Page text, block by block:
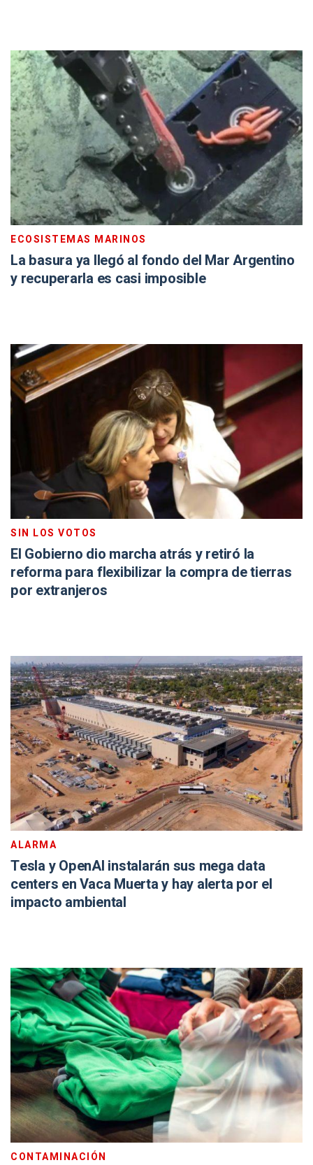
ECOSISTEMAS MARINOS
La basura ya llegó al fondo del Mar Argentino
y recuperarla es casi imposible
SIN LOS VOTOS
El Gobierno dio marcha atrás y retiró la
reforma para flexibilizar la compra de tierras
por extranjeros
ALARMA
Tesla y OpenAI instalarán sus mega data
centers en Vaca Muerta y hay alerta por el
impacto ambiental
CONTAMINACIÓN